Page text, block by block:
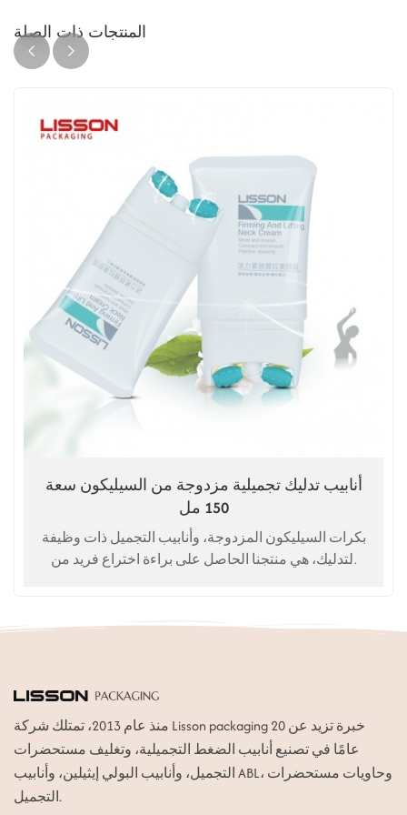
المنتجات ذات الصلة
أنابيب تدليك تجميلية مزدوجة من السيليكون سعة
150 مل
بكرات السيليكون المزدوجة، وأنابيب التجميل ذات وظيفة
التدليك، هي منتجنا الحاصل على براءة اختراع فريد من
منذ عام 2013، تمتلك شركة Lisson packaging خبرة تزيد عن 20
عامًا في تصنيع أنابيب الضغط التجميلية، وتغليف مستحضرات
التجميل، وأنابيب البولي إيثيلين، وأنابيب ABL، وحاويات مستحضرات
التجميل.